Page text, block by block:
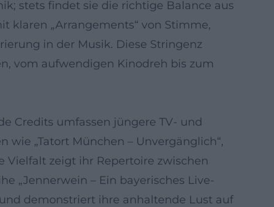
stets findet sie die richtige Balance aus
klaren „Arrangements“ von Stimme,
in der Musik. Diese Stringenz
vom aufwendigen Kinodreh bis zum
Credits umfassen jüngere TV- und
wie „Tatort München – Unvergänglich“,
Vielfalt zeigt ihr Repertoire zwischen
„Jennerwein – Ein bayerisches Live-
demonstriert ihre anhaltende Lust auf